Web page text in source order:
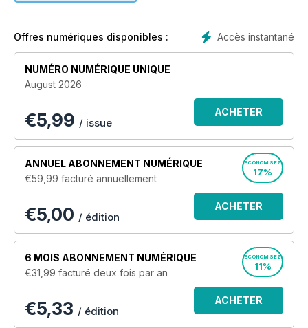
· LAYOUT FEATURES
· READERS’ LETTERS
Accès instantané
Offres numériques disponibles :
NUMÉRO NUMÉRIQUE UNIQUE
August 2026
€5,99 / issue
ACHETER
ANNUEL ABONNEMENT NUMÉRIQUE
€59,99 facturé annuellement
ÉCONOMISEZ
17%
€5,00 / édition
ACHETER
6 MOIS ABONNEMENT NUMÉRIQUE
€31,99 facturé deux fois par an
ÉCONOMISEZ
11%
€5,33 / édition
ACHETER